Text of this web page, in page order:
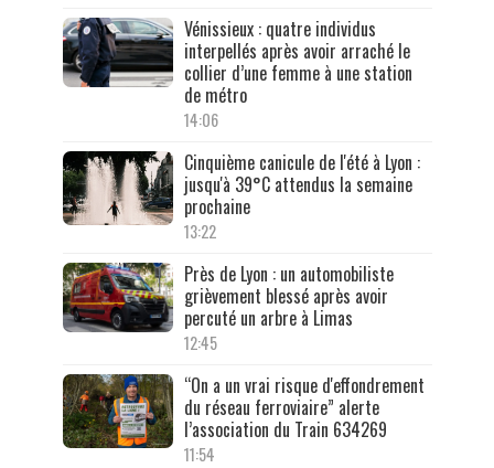
Vénissieux : quatre individus
interpellés après avoir arraché le
collier d’une femme à une station
de métro
14:06
Cinquième canicule de l'été à Lyon :
jusqu'à 39°C attendus la semaine
prochaine
13:22
Près de Lyon : un automobiliste
grièvement blessé après avoir
percuté un arbre à Limas
12:45
“On a un vrai risque d'effondrement
du réseau ferroviaire” alerte
l’association du Train 634269
11:54